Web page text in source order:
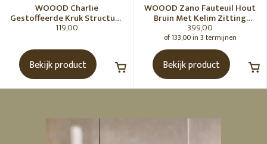
WOOOD Charlie
Gestoffeerde Kruk Structuur
Stof Karamelbruin [Fsc]
119,00
Bekijk product
WOOOD Zano Fauteuil Hout
Bruin Met Kelim Zitting
Naturel
399,00
of 133,00 in 3 termijnen
Bekijk product